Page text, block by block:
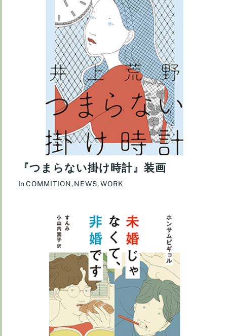
『つまらない掛け時計』装画
InCOMMITION,NEWS,WORK